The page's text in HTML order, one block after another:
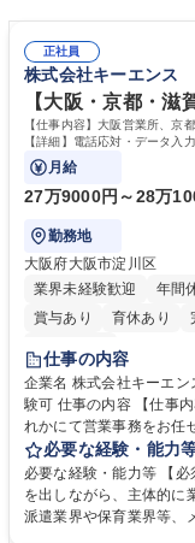
正社員
株式会社キーエンス
【大阪・京都・
【仕事内容】大阪営業所、京
【詳細】電話応対・データ入
で発生する事務業務や業務改
月給
27万9000円～28万
勤務地
大阪府大阪市淀川区
業界未経験歓迎
年間
賞与あり
育休あり
土日祝休み
仕事の内容
企業名 株式会社キーエンス 求人名 【大阪・京都・滋賀】営業事
験可 仕事の内容 【仕事内容】大阪営業所、京都営業所、滋賀営業所いず
れかにて営業事務をお任
の作成・カタログ送付・
善をお任せ。 【教育制度】ご入社後、育成担当とペアになりながらOJTに
て業務を覚えていただく
れているため、スムーズ
必要な経験・能力
必要な経験・能力等 【
を出しながら、主体的に
派遣業界や保育業界等、